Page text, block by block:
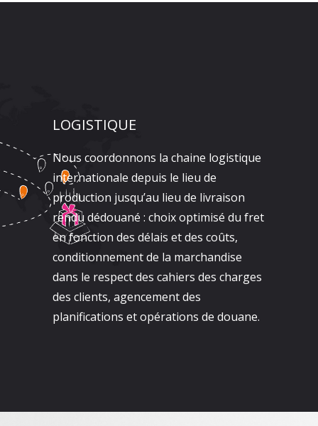
LOGISTIQUE
Nous coordonnons la chaine logistique
internationale depuis le lieu de
production jusqu’au lieu de livraison
rendu dédouané : choix optimisé du fret
en fonction des délais et des coûts,
conditionnement de la marchandise
dans le respect des cahiers des charges
des clients, agencement des
planifications et opérations de douane.